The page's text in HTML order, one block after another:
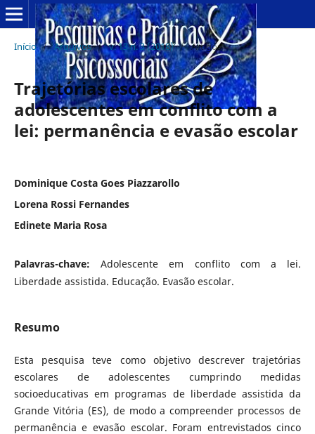
Início / Arquivos / v. 13 n. 3 (2018) / Artigos
Trajetórias escolares de
adolescentes em conflito com a
lei: permanência e evasão escolar
Dominique Costa Goes Piazzarollo
Lorena Rossi Fernandes
Edinete Maria Rosa
Palavras-chave:Adolescente em conflito com a lei.
Liberdade assistida. Educação. Evasão escolar.
Resumo
Esta pesquisa teve como objetivo descrever trajetórias
escolares de adolescentes cumprindo medidas
socioeducativas em programas de liberdade assistida da
Grande Vitória (ES), de modo a compreender processos de
permanência e evasão escolar. Foram entrevistados cinco